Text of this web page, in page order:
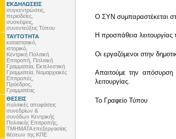
ΕΚΔΗΛΩΣΕΙΣ
συγκεντρώσεις,
περιοδείες,
συσκέψεις,
συνεντεύξεις Τύπου
ΤΑΥΤΟΤΗΤΑ
καταστατικό,
ιστορικό,
Κεντρική Πολιτική
Επιτροπή, Πολιτική
Γραμματεία, Εκτελεστική
Γραμματεία, Νομαρχιακές
Επιτροπές,
Πρόεδρος,
Γραμματέας
ΘΕΣΕΙΣ
πολιτικές αποφάσεις
συνεδρίων &
συνόδων Κεντρικής
Πολιτικής Επιτροπής,
ΤΜΗΜΑΤΑ επεξεργασίας
θέσεων της ΚΠΕ
Ο ΣΥΝ συμπαραστέκεται
Η προσπάθεια λειτουργίας
Οι εργαζόμενοι στην
Απαιτούμε την απόσυρση
λειτουργίας.
To Γραφείο Τύπου